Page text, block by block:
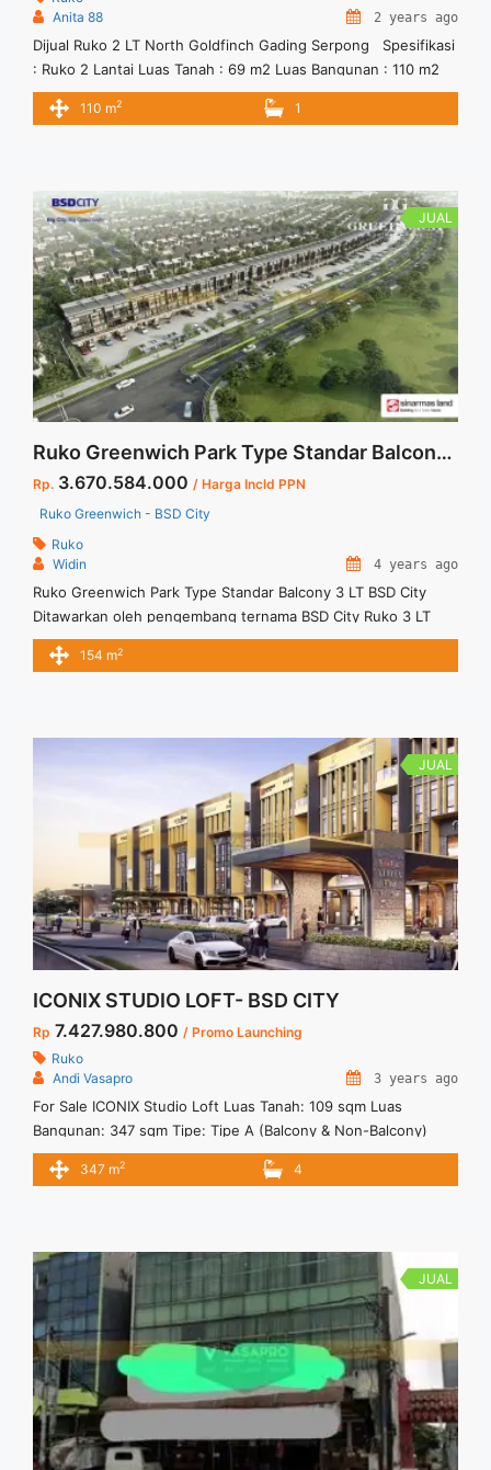
Anita 88
2 years ago
Dijual Ruko 2 LT North Goldfinch Gading Serpong Spesifikasi
: Ruko 2 Lantai Luas Tanah : 69 m2 Luas Bangunan : 110 m2
Kamar Mandi : 1 Listrik : 4400 watt
110 m2 1
JUAL
Ruko Greenwich Park Type Standar Balcony 3 LT BSD City
Rp. 3.670.584.000 / Harga Incld PPN
Ruko Greenwich - BSD City
Ruko
Widin
4 years ago
Ruko Greenwich Park Type Standar Balcony 3 LT BSD City
Ditawarkan oleh pengembang ternama BSD City Ruko 3 LT
dan terdapat Balcony Sekelilingnya adalah perumahan mewah
dan strategis lokasi Dimensi 4,5 x 13
154 m2
JUAL
ICONIX STUDIO LOFT- BSD CITY
Rp 7.427.980.800 / Promo Launching
Ruko
Andi Vasapro
3 years ago
For Sale ICONIX Studio Loft Luas Tanah: 109 sqm Luas
Bangunan: 347 sqm Tipe: Tipe A (Balcony & Non-Balcony)
Tipe B (Balcony & Non-Balcony) Spesifikasi: Hanya 26 Unit! 4
Lantai 4.55 Meter Ceilings untuk Ground Floor 3.85 Meter
LOFT- BSD CITY" class="read-more"
href="https://vasapro.com/property/iconix-studio-loft-bsd-
city/" aria-label="Read more about ICONIX STUDIO LOFT- BSD
CITY">Read more</a>
347 m2 4
JUAL